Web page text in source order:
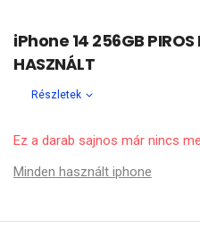
iPhone 14 256GB
HASZNÁLT
Részletek
Ez a darab sajnos már nincs
Minden használt iphone